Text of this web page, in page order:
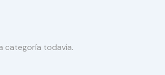
categoría todavía.